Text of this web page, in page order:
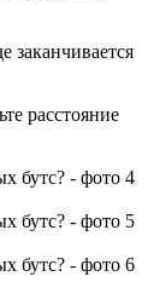
заканчивается
расстояние